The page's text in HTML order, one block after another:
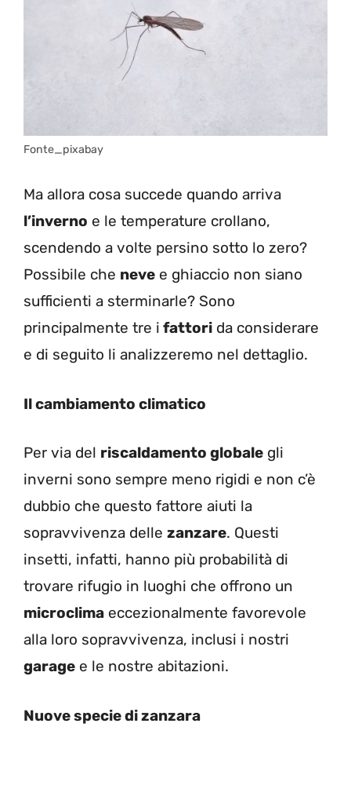
Fonte_pixabay
Ma allora cosa succede quando arriva
l’inverno e le temperature crollano,
scendendo a volte persino sotto lo zero?
Possibile che neve e ghiaccio non siano
sufficienti a sterminarle? Sono
principalmente tre i fattori da considerare
e di seguito li analizzeremo nel dettaglio.
Il cambiamento climatico
Per via del riscaldamento globale gli
inverni sono sempre meno rigidi e non c’è
dubbio che questo fattore aiuti la
sopravvivenza delle zanzare. Questi
insetti, infatti, hanno più probabilità di
trovare rifugio in luoghi che offrono un
microclima eccezionalmente favorevole
alla loro sopravvivenza, inclusi i nostri
garage e le nostre abitazioni.
Nuove specie di zanzara